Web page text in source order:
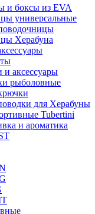
и боксы из EVA
универсальные
Херабуна
и аксессуары
рыболовные
для Херабуны
Tubertini
и ароматика